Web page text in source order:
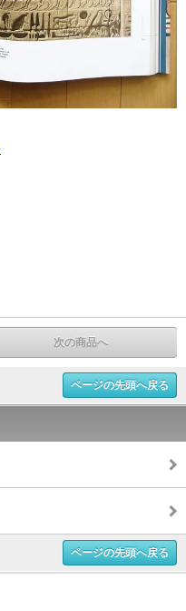
次の商品へ
ページの先頭へ戻る
ページの先頭へ戻る